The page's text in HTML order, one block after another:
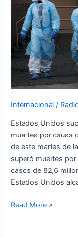
Internacional /
Estados Unidos
muertes por causa
de este martes de
superó muertes
casos de 82,6
Estados Unidos
Read More »